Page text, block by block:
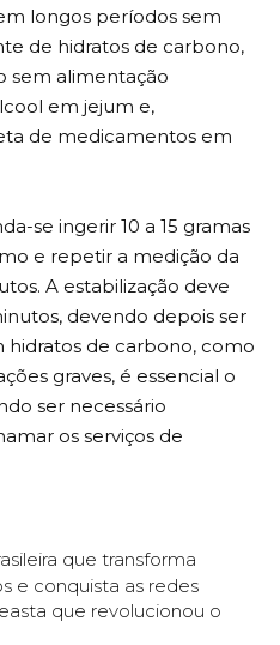
longos períodos sem
de hidratos de carbono,
sem alimentação
em jejum e,
de medicamentos em
se ingerir 10 a 15 gramas
e repetir a medição da
A estabilização deve
devendo depois ser
hidratos de carbono, como
graves, é essencial o
ser necessário
os serviços de
que transforma
e conquista as redes
que revolucionou o